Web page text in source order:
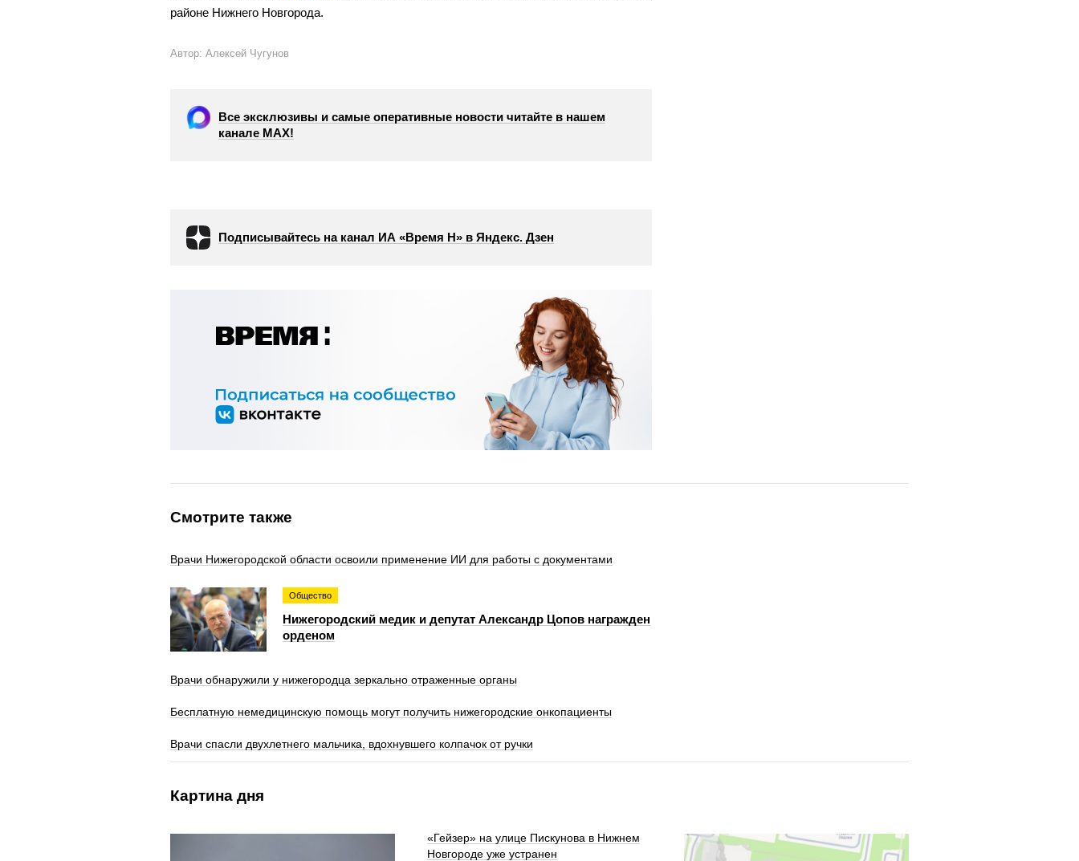
районе Нижнего Новгорода.
Автор: Алексей Чугунов
Все эксклюзивы и самые оперативные новости читайте в нашем
канале МАХ!
Подписывайтесь на канал ИА «Время Н» в Яндекс. Дзен
Смотрите также
Врачи Нижегородской области освоили применение ИИ для работы с документами
Общество
Нижегородский медик и депутат Александр Цопов награжден
орденом
Врачи обнаружили у нижегородца зеркально отраженные органы
Бесплатную немедицинскую помощь могут получить нижегородские онкопациенты
Врачи спасли двухлетнего мальчика, вдохнувшего колпачок от ручки
Картина дня
«Гейзер» на улице Пискунова в Нижнем
Новгороде уже устранен